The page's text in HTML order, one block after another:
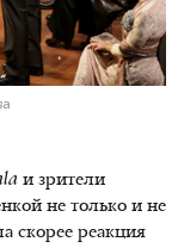
и зрители
не только и не
скорее реакция